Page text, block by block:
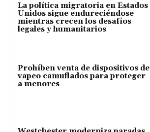
La política migratoria en Estados
Unidos sigue endureciéndose
mientras crecen los desafíos
legales y humanitarios
Prohíben venta de dispositivos de
vapeo camuflados para proteger
a menores